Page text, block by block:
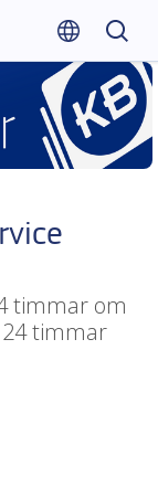
timmar om
24 timmar